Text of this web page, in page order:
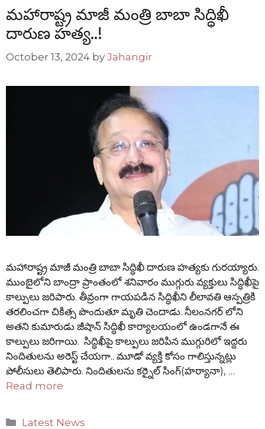
మహారాష్ట్ర మాజీ మంత్రి బాబా సిద్ధిఖీ
దారుణ హత్య..!
October 13, 2024 by Jahangir
మహారాష్ట్ర మాజీ మంత్రి బాబా సిద్ధిఖీ దారుణ హత్యకు గురయ్యారు.
ముంబైలోని బాంద్రా ప్రాంతంలో శనివారం ముగ్గురు వ్యక్తులు సిద్ధిఖీపై
కాల్పులు జరిపారు. తీవ్రంగా గాయపడిన సిద్ధిఖీని లీలావతి ఆస్పత్రికి
తరలించగా చికిత్స పొందుతూ మృతి చెందాడు. నీలంనగర్ లోని
అతని కుమారుడు జీషాన్ సిద్ధిఖీ కార్యాలయంలో ఉండగానే ఈ
కాల్పులు జరిగాయి. సిద్ధిఖీపై కాల్పులు జరిపిన ముగ్గురిలో ఇద్దరు
నిందితులను అరెస్ట్ చేయగా.. మూడో వ్యక్తి కోసం గాలిస్తున్నట్లు
పోలీసులు తెలిపారు. నిందితులను కర్నైల్ సింగ్(హర్యానా), …
Read more
Categories
Latest News